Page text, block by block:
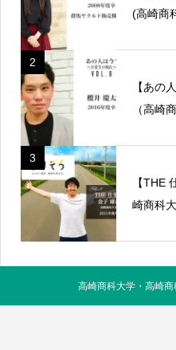
(高崎商
2
【あの
（高崎
3
【THE
崎商科
高崎商科大学・高崎